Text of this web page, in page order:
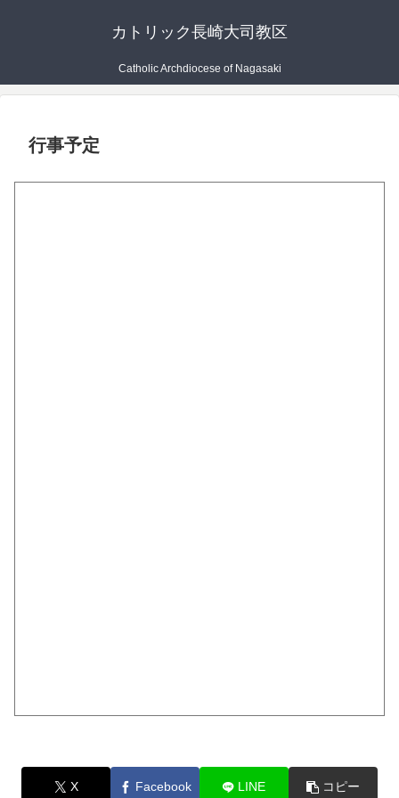
カトリック長崎大司教区
Catholic Archdiocese of Nagasaki
行事予定
X Facebook LINE コピー